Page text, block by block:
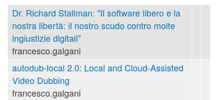
Dr. Richard Stallman: "Il software libero e la
nostra libertà: il nostro scudo contro molte
ingiustizie digitali"
francesco.galgani
autodub-local 2.0: Local and Cloud-Assisted
Video Dubbing
francesco.galgani